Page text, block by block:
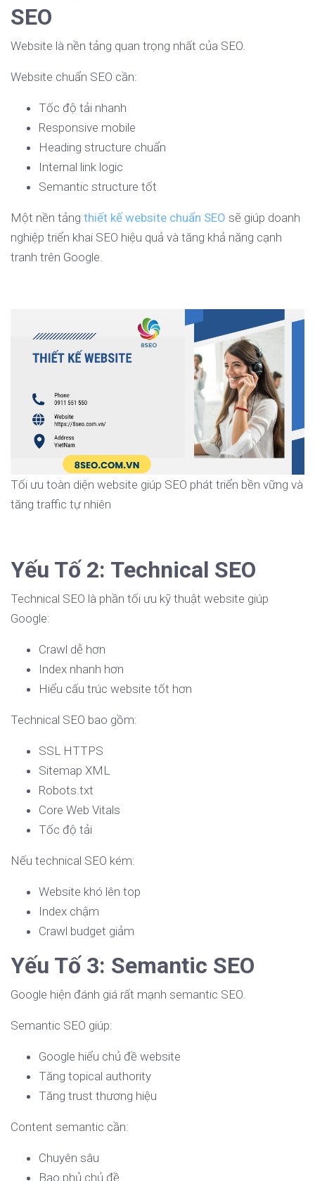
SEO
Website là nền tảng quan trọng nhất của SEO.
Website chuẩn SEO cần:
Tốc độ tải nhanh
Responsive mobile
Heading structure chuẩn
Internal link logic
Semantic structure tốt
Một nền tảng thiết kế website chuẩn SEO sẽ giúp doanh
nghiệp triển khai SEO hiệu quả và tăng khả năng cạnh
tranh trên Google.
Tối ưu toàn diện website giúp SEO phát triển bền vững và
tăng traffic tự nhiên
Yếu Tố 2: Technical SEO
Technical SEO là phần tối ưu kỹ thuật website giúp
Google:
Crawl dễ hơn
Index nhanh hơn
Hiểu cấu trúc website tốt hơn
Technical SEO bao gồm:
SSL HTTPS
Sitemap XML
Robots.txt
Core Web Vitals
Tốc độ tải
Nếu technical SEO kém:
Website khó lên top
Index chậm
Crawl budget giảm
Yếu Tố 3: Semantic SEO
Google hiện đánh giá rất mạnh semantic SEO.
Semantic SEO giúp:
Google hiểu chủ đề website
Tăng topical authority
Tăng trust thương hiệu
Content semantic cần:
Chuyên sâu
Bao phủ chủ đề